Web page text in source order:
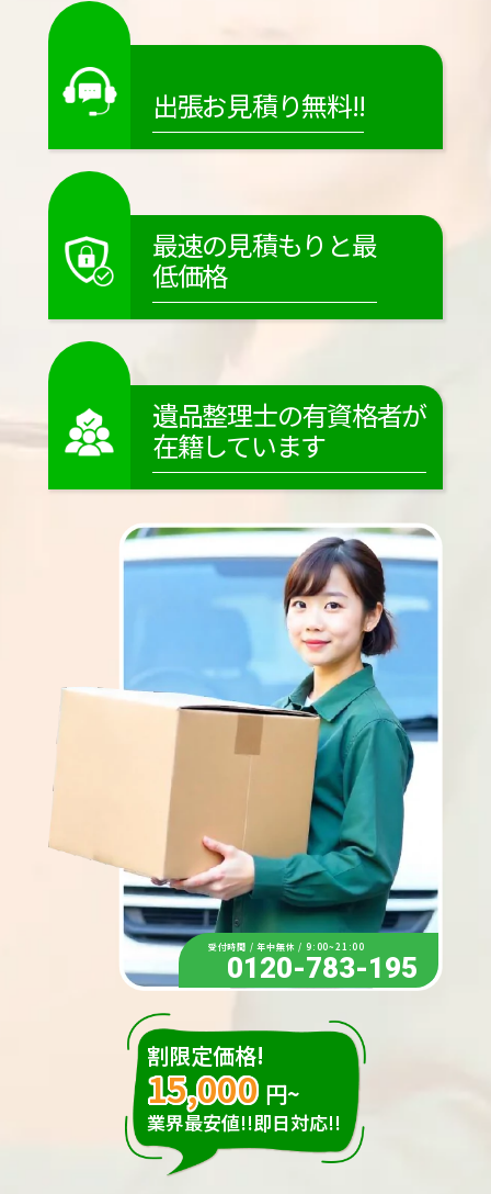
出張お見積り無料!!
最速の見積もりと最
低価格
遺品整理士の有資格者が
在籍しています
受付時間 / 年中無休 / 9:00~21:00
0120-783-195
割限定価格!
15,000 円~
業界最安値!!即日対応!!